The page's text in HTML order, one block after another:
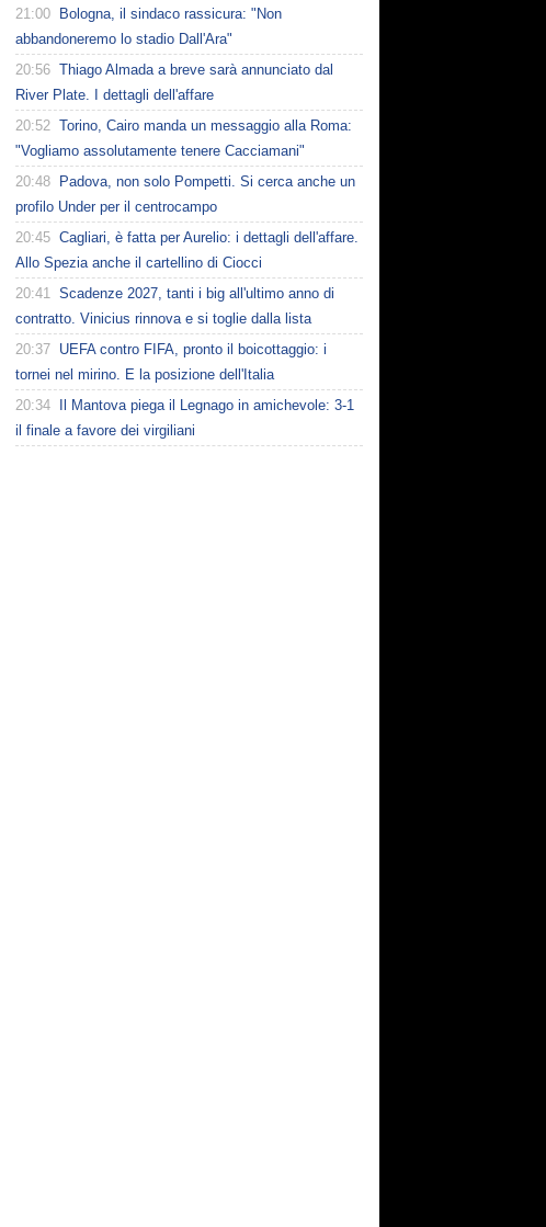
21:00
Bologna, il sindaco rassicura: "Non
abbandoneremo lo stadio Dall'Ara"
20:56 Thiago Almada a breve sarà annunciato dal
River Plate. I dettagli dell'affare
20:52 Torino, Cairo manda un messaggio alla Roma:
"Vogliamo assolutamente tenere Cacciamani"
20:48
Padova, non solo Pompetti. Si cerca anche un
profilo Under per il centrocampo
20:45 Cagliari, è fatta per Aurelio: i dettagli dell'affare.
Allo Spezia anche il cartellino di Ciocci
20:41 Scadenze 2027, tanti i big all'ultimo anno di
contratto. Vinicius rinnova e si toglie dalla lista
20:37 UEFA contro FIFA, pronto il boicottaggio: i
tornei nel mirino. E la posizione dell'Italia
20:34
Il Mantova piega il Legnago in amichevole: 3-1
il finale a favore dei virgiliani